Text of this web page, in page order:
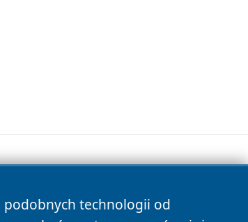
podobnych technologii od